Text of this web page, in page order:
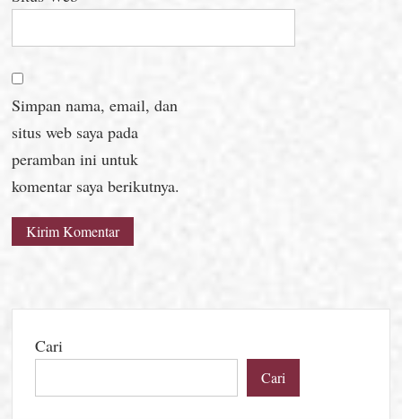
Simpan nama, email, dan
situs web saya pada
peramban ini untuk
komentar saya berikutnya.
Cari
Cari